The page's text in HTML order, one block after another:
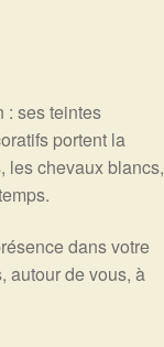
: ses teintes
portent la
les chevaux blancs,
dans votre
autour de vous, à